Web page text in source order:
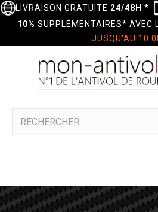
LIVRAISON GRATUITE 24/48H *
10% SUPPLÉMENTAIRES* AVEC
JUSQU'AU